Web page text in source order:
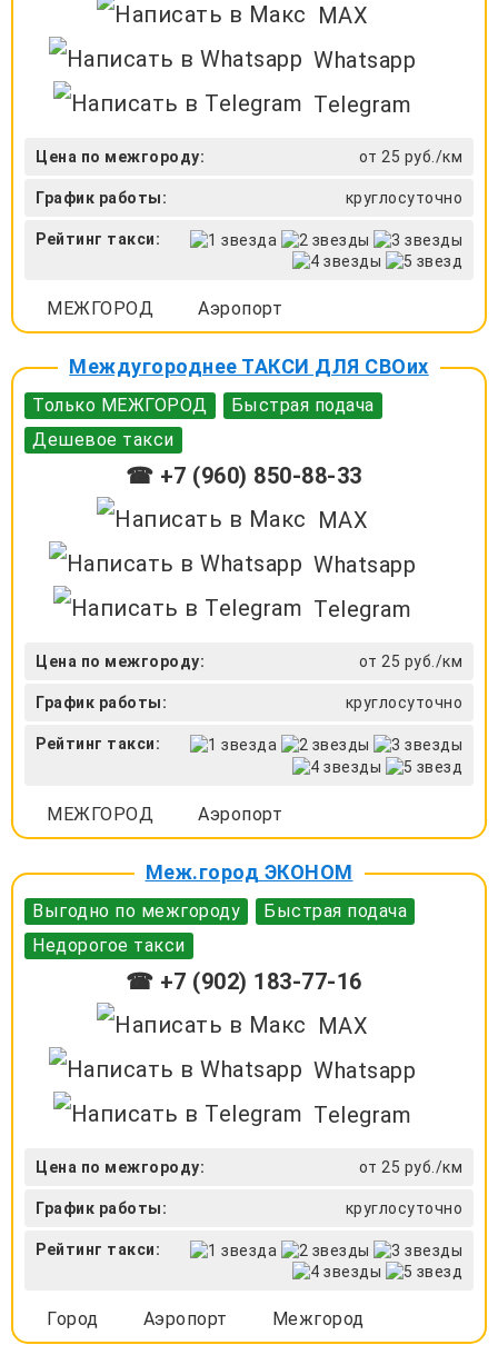
MAX
Whatsapp
Telegram
Цена по межгороду: от 25 руб./км
График работы: круглосуточно
Рейтинг такси:
МЕЖГОРОД Аэропорт
Междугороднее ТАКСИ ДЛЯ СВОих
Только МЕЖГОРОД
Быстрая подача
Дешевое такси
☎ +7 (960) 850-88-33
MAX
Whatsapp
Telegram
Цена по межгороду: от 25 руб./км
График работы: круглосуточно
Рейтинг такси:
МЕЖГОРОД Аэропорт
Меж.город ЭКОНОМ
Выгодно по межгороду
Быстрая подача
Недорогое такси
☎ +7 (902) 183-77-16
MAX
Whatsapp
Telegram
Цена по межгороду: от 25 руб./км
График работы: круглосуточно
Рейтинг такси:
Город Аэропорт Межгород